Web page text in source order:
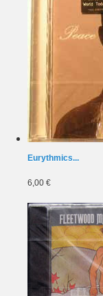
Eurythmics...
6,00 €